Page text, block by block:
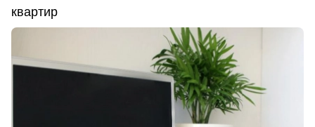
квартир